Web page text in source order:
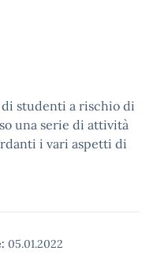
studenti a rischio di
una serie di attività
i vari aspetti di
05.01.2022